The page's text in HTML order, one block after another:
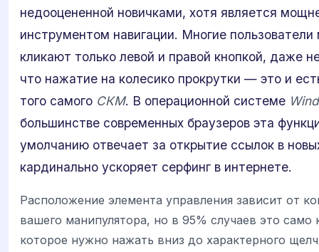
недооцененной новичками, хотя является
инструментом навигации. Многие
кликают только левой и правой кнопкой, даже
что нажатие на колесико прокрутки — это и
того самого СКМ. В операционной системе
большинстве современных браузеров эта
умолчанию отвечает за открытие ссылок в
кардинально ускоряет серфинг в интернете.
Расположение элемента управления зависит от
вашего манипулятора, но в 95% случаев это само
которое нужно нажать вниз до характерного